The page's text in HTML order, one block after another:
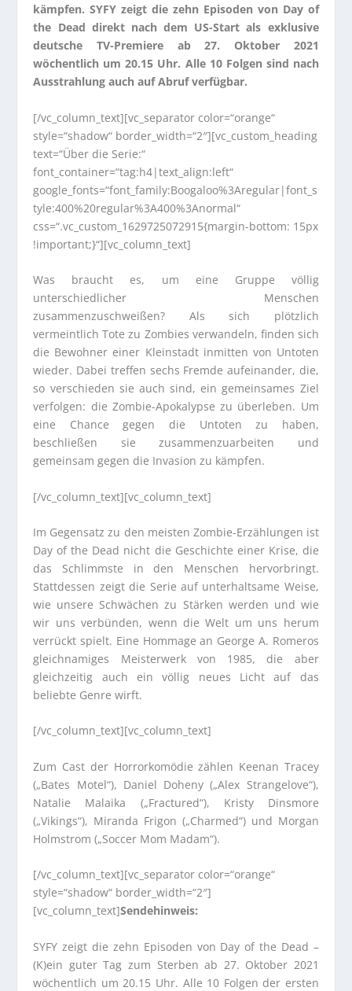
kämpfen. SYFY zeigt die zehn Episoden von Day of
the Dead direkt nach dem US-Start als exklusive
deutsche TV-Premiere ab 27. Oktober 2021
wöchentlich um 20.15 Uhr. Alle 10 Folgen sind nach
Ausstrahlung auch auf Abruf verfügbar.
[/vc_column_text][vc_separator color=“orange“
style=“shadow“ border_width=“2″][vc_custom_heading
text=“Über die Serie:“
font_container=“tag:h4|text_align:left“
google_fonts=“font_family:Boogaloo%3Aregular|font_s
tyle:400%20regular%3A400%3Anormal“
css=“.vc_custom_1629725072915{margin-bottom: 15px
!important;}“][vc_column_text]
Was braucht es, um eine Gruppe völlig
unterschiedlicher Menschen
zusammenzuschweißen? Als sich plötzlich
vermeintlich Tote zu Zombies verwandeln, finden sich
die Bewohner einer Kleinstadt inmitten von Untoten
wieder. Dabei treffen sechs Fremde aufeinander, die,
so verschieden sie auch sind, ein gemeinsames Ziel
verfolgen: die Zombie-Apokalypse zu überleben. Um
eine Chance gegen die Untoten zu haben,
beschließen sie zusammenzuarbeiten und
gemeinsam gegen die Invasion zu kämpfen.
[/vc_column_text][vc_column_text]
Im Gegensatz zu den meisten Zombie-Erzählungen ist
Day of the Dead nicht die Geschichte einer Krise, die
das Schlimmste in den Menschen hervorbringt.
Stattdessen zeigt die Serie auf unterhaltsame Weise,
wie unsere Schwächen zu Stärken werden und wie
wir uns verbünden, wenn die Welt um uns herum
verrückt spielt. Eine Hommage an George A. Romeros
gleichnamiges Meisterwerk von 1985, die aber
gleichzeitig auch ein völlig neues Licht auf das
beliebte Genre wirft.
[/vc_column_text][vc_column_text]
Zum Cast der Horrorkomödie zählen Keenan Tracey
(„Bates Motel“), Daniel Doheny („Alex Strangelove“),
Natalie Malaika („Fractured“), Kristy Dinsmore
(„Vikings“), Miranda Frigon („Charmed“) und Morgan
Holmstrom („Soccer Mom Madam“).
[/vc_column_text][vc_separator color=“orange“
style=“shadow“ border_width=“2″]
[vc_column_text]Sendehinweis:
SYFY zeigt die zehn Episoden von Day of the Dead –
(K)ein guter Tag zum Sterben ab 27. Oktober 2021
wöchentlich um 20.15 Uhr. Alle 10 Folgen der ersten